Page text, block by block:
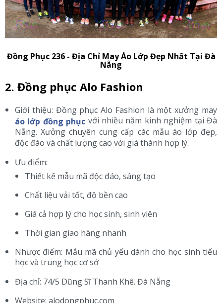
Đồng Phục 236 - Địa Chỉ May Áo Lớp Đẹp Nhất Tại Đà
Nẵng
2. Đồng phục Alo Fashion
Giới thiệu: Đồng phục Alo Fashion là một xưởng may
áo lớp đồng phục với nhiều năm kinh nghiệm tại Đà
Nẵng. Xưởng chuyên cung cấp các mẫu áo lớp đẹp,
độc đáo và chất lượng cao với giá thành hợp lý.
Ưu điểm:
Thiết kế mẫu mã độc đáo, sáng tạo
Chất liệu vải tốt, độ bền cao
Giá cả hợp lý cho học sinh, sinh viên
Thời gian giao hàng nhanh
Nhược điểm: Mẫu mã chủ yếu dành cho học sinh tiểu
học và trung học cơ sở
Địa chỉ: 74/5 Dũng Sĩ Thanh Khê. Đà Nẵng
Website: alodongphuc.com